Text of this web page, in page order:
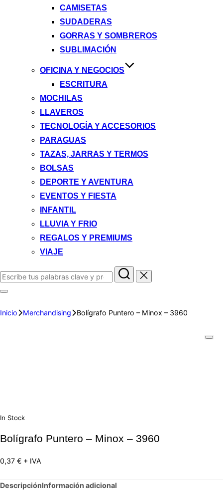
CAMISETAS
SUDADERAS
GORRAS Y SOMBREROS
SUBLIMACIÓN
OFICINA Y NEGOCIOS
ESCRITURA
MOCHILAS
LLAVEROS
TECNOLOGÍA Y ACCESORIOS
PARAGUAS
TAZAS, JARRAS Y TERMOS
BOLSAS
DEPORTE Y AVENTURA
EVENTOS Y FIESTA
INFANTIL
LLUVIA Y FRIO
REGALOS Y PREMIUMS
VIAJE
Inicio Merchandising Bolígrafo Puntero – Minox – 3960
In Stock
Bolígrafo Puntero – Minox – 3960
0,37 € + IVA
DescripciónInformación adicional